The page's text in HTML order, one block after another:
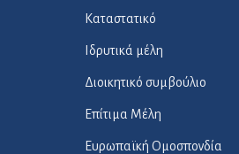
Καταστατικό
Ιδρυτικά μέλη
Διοικητικό συμβούλιο
Επίτιμα Μέλη
Ευρωπαϊκή Ομοσπονδία